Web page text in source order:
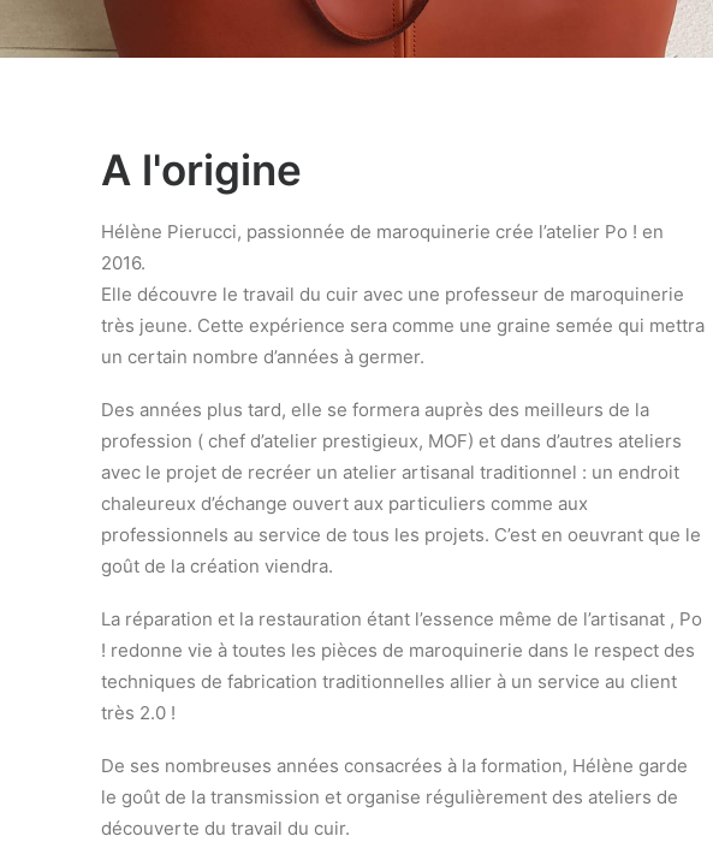
A l'origine
Hélène Pierucci, passionnée de maroquinerie crée l’atelier Po ! en
2016.
Elle découvre le travail du cuir avec une professeur de maroquinerie
très jeune. Cette expérience sera comme une graine semée qui mettra
un certain nombre d’années à germer.
Des années plus tard, elle se formera auprès des meilleurs de la
profession ( chef d’atelier prestigieux, MOF) et dans d’autres ateliers
avec le projet de recréer un atelier artisanal traditionnel : un endroit
chaleureux d’échange ouvert aux particuliers comme aux
professionnels au service de tous les projets. C’est en oeuvrant que le
goût de la création viendra.
La réparation et la restauration étant l’essence même de l’artisanat , Po
! redonne vie à toutes les pièces de maroquinerie dans le respect des
techniques de fabrication traditionnelles allier à un service au client
très 2.0 !
De ses nombreuses années consacrées à la formation, Hélène garde
le goût de la transmission et organise régulièrement des ateliers de
découverte du travail du cuir.